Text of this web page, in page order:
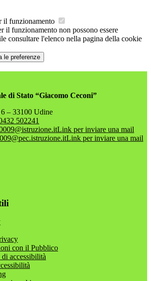
il funzionamento
il funzionamento non possono essere
consultare l'elenco nella pagina della cookie
le preferenze
di Stato “Giacomo Ceconi”
– 33100 Udine
502241
Link per inviare una mail
Link per inviare una mail
con il Pubblico
accessibilità